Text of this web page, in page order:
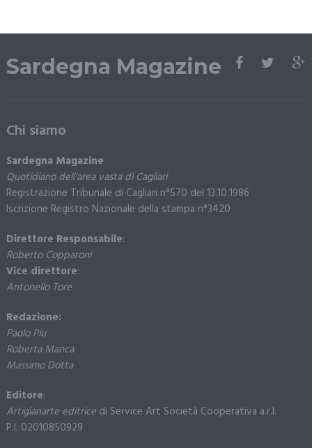
Sardegna Magazine
Chi siamo
Sardegna Magazine
Quotidiano dell’area vasta di Cagliari
Registrazione Tribunale di Cagliari n°570 del 13.10.1986
Iscrizione Registro Nazionale della stampa n°3420
Direttore Responsabile:
Roberto Copparoni
Vice direttore:
Antonello Tore
Redazione:
Paolo Piu
Roberta Manca
Massimo Dotta
Editore:
Artigianarte editricedi Service Art Società Cooperativa a.r.l.
P.I. 02010850929